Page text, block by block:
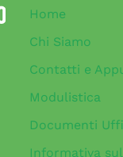
Home
Chi Siamo
Contatti e
Modulistica
Documenti
Informativa